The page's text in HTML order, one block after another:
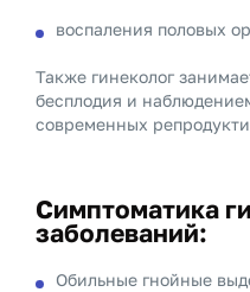
воспаления половых
Также гинеколог
бесплодия и
современных
Симптоматика
заболеваний:
Обильные гнойные